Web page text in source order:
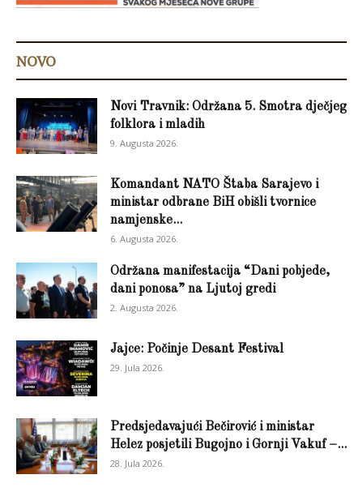
NOVO
Novi Travnik: Održana 5. Smotra dječjeg
folklora i mladih
9. Augusta 2026.
Komandant NATO Štaba Sarajevo i
ministar odbrane BiH obišli tvornice
namjenske...
6. Augusta 2026.
Održana manifestacija “Dani pobjede,
dani ponosa” na Ljutoj gredi
2. Augusta 2026.
Jajce: Počinje Desant Festival
29. Jula 2026.
Predsjedavajući Bečirović i ministar
Helez posjetili Bugojno i Gornji Vakuf –...
28. Jula 2026.